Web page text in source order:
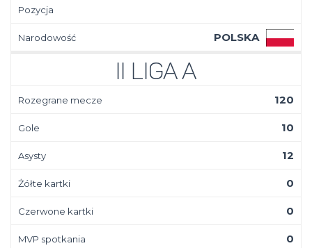
Pozycja
Narodowość POLSKA
II Liga A
Rozegrane mecze 120
Gole 10
Asysty 12
Żółte kartki 0
Czerwone kartki 0
MVP spotkania 0